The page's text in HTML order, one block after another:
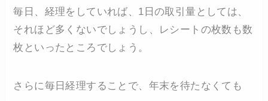
毎日、経理をしていれば、1日の取引量としては、
それほど多くないでしょうし、レシートの枚数も数
枚といったところでしょう。
さらに毎日経理することで、年末を待たなくても